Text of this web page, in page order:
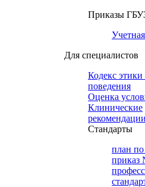
Приказы
Для специалистов
Кодекс
поведения
Оценка
Клинические
рекомендации
Cтандарты
план
приказ